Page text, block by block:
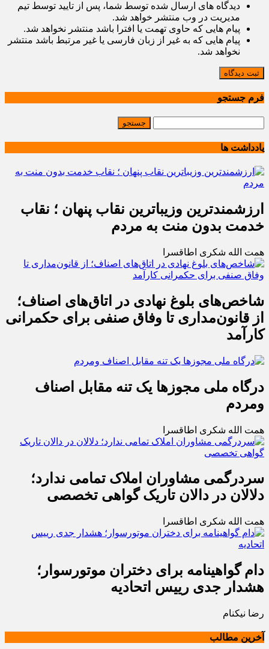
دیدگاه های ارسال شده توسط شما، پس از تایید توسط تیم
مدیریت در وب منتشر خواهد شد.
پیام هایی که حاوی تهمت یا افترا باشد منتشر نخواهد شد.
پیام هایی که به غیر از زبان فارسی یا غیر مرتبط باشد منتشر
نخواهد شد.
ثبت دیدگاه
فرم جستجو
یادداشت ها
ارزشمندترین وزیباترین نقاب پنهان ؛ نقاب
خدمت بدون منت به مردم
همت الله شکری اطاقسرا
شاخص‌های بلوغ نهادی در اتاق‌های اصناف؛
از قانون‌مداری تا وفاق صنفی برای حکمرانی
کارآمد
درگاه ملی مجوزها یک تنه مقابل اصناف
ومردم
همت الله شکری اطاقسرا
سردرگمی مشاوران املاک تمامی ندارد؛
دلالان در دالان تاریک گواهی تخصصی
همت الله شکری اطاقسرا
دام گواهینامه برای دختران موتورسوار؛
هشدار جدی رییس اتحادیه
رضا نیکنام
آخرین مطالب